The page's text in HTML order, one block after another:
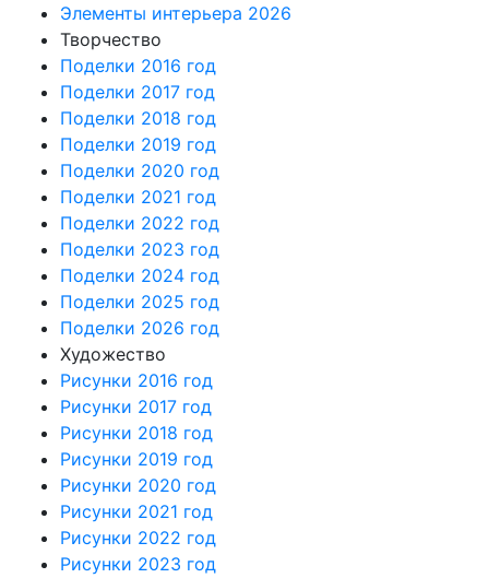
Элементы интерьера 2026
Творчество
Поделки 2016 год
Поделки 2017 год
Поделки 2018 год
Поделки 2019 год
Поделки 2020 год
Поделки 2021 год
Поделки 2022 год
Поделки 2023 год
Поделки 2024 год
Поделки 2025 год
Поделки 2026 год
Художество
Рисунки 2016 год
Рисунки 2017 год
Рисунки 2018 год
Рисунки 2019 год
Рисунки 2020 год
Рисунки 2021 год
Рисунки 2022 год
Рисунки 2023 год